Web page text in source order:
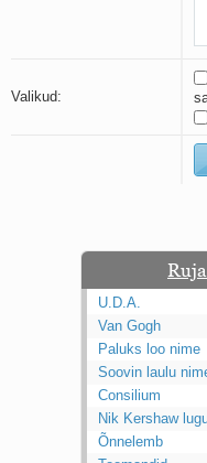
Valikud:
U.D.A.
Van Gogh
Paluks loo nime
Soovin laulu
Consilium
Nik Kershaw
Õnnelemb